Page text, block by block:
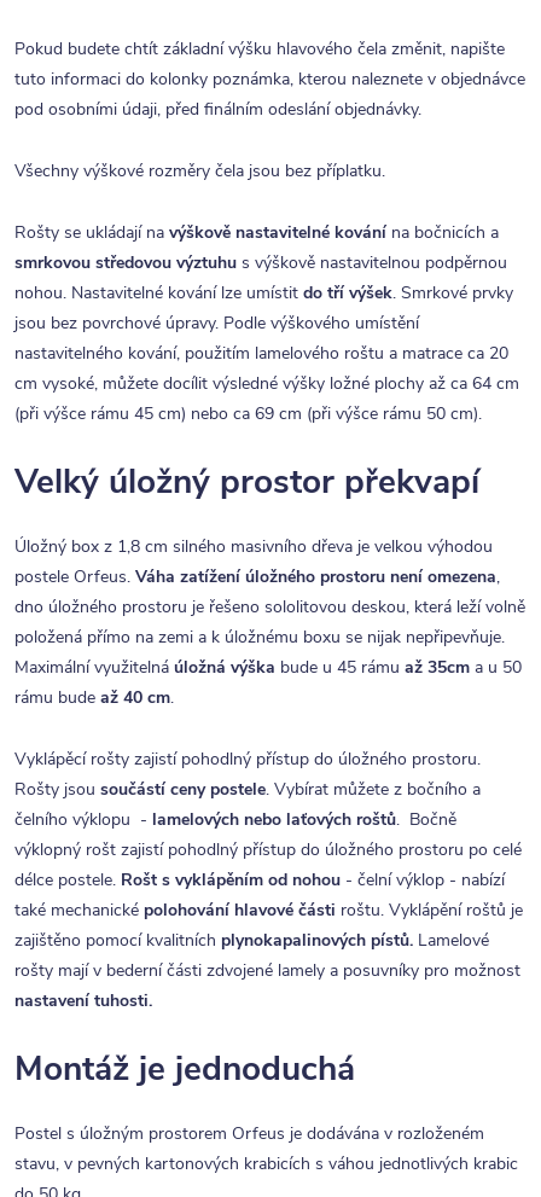
Pokud budete chtít základní výšku hlavového čela změnit, napište
tuto informaci do kolonky poznámka, kterou naleznete v objednávce
pod osobními údaji, před finálním odeslání objednávky.
Všechny výškové rozměry čela jsou bez příplatku.
Rošty se ukládají na výškově nastavitelné kování na bočnicích a
smrkovou středovou výztuhu s výškově nastavitelnou podpěrnou
nohou. Nastavitelné kování lze umístit do tří výšek. Smrkové prvky
jsou bez povrchové úpravy. Podle výškového umístění
nastavitelného kování, použitím lamelového roštu a matrace ca 20
cm vysoké, můžete docílit výsledné výšky ložné plochy až ca 64 cm
(při výšce rámu 45 cm) nebo ca 69 cm (při výšce rámu 50 cm).
Velký úložný prostor překvapí
Úložný box z 1,8 cm silného masivního dřeva je velkou výhodou
postele Orfeus. Váha zatížení úložného prostoru není omezena,
dno úložného prostoru je řešeno sololitovou deskou, která leží volně
položená přímo na zemi a k úložnému boxu se nijak nepřipevňuje.
Maximální využitelná úložná výška bude u 45 rámu až 35cm a u 50
rámu bude až 40 cm.
Vyklápěcí rošty zajistí pohodlný přístup do úložného prostoru.
Rošty jsou součástí ceny postele. Vybírat můžete z bočního a
čelního výklopu - lamelových nebo laťových roštů. Bočně
výklopný rošt zajistí pohodlný přístup do úložného prostoru po celé
délce postele. Rošt s vyklápěním od nohou - čelní výklop - nabízí
také mechanické polohování hlavové části roštu. Vyklápění roštů je
zajištěno pomocí kvalitních plynokapalinových pístů. Lamelové
rošty mají v bederní části zdvojené lamely a posuvníky pro možnost
nastavení tuhosti.
Montáž je jednoduchá
Postel s úložným prostorem Orfeus je dodávána v rozloženém
stavu, v pevných kartonových krabicích s váhou jednotlivých krabic